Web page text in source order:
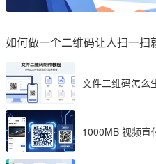
如何做一个二维码让人扫一扫
文件二维码怎么
1000MB 视频直